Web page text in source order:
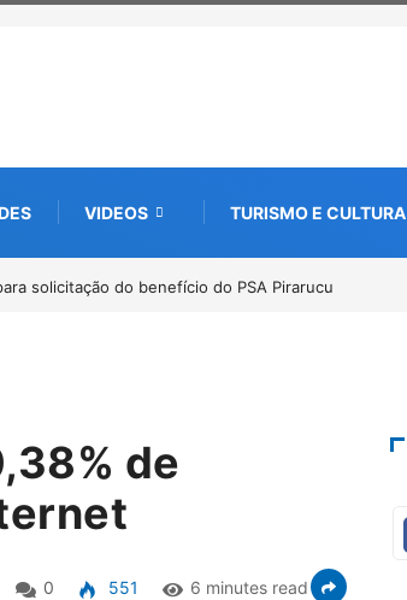
VIDEOS TURISMO E CULTURA
com espécies nativas da Amazônia
de
0 551 6 minutes read